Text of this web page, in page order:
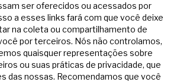
ser oferecidos ou acessados por
a esses links fará com que você deixe
na coleta ou compartilhamento de
por terceiros. Nós não controlamos,
quaisquer representações sobre
ou suas práticas de privacidade, que
das nossas. Recomendamos que você